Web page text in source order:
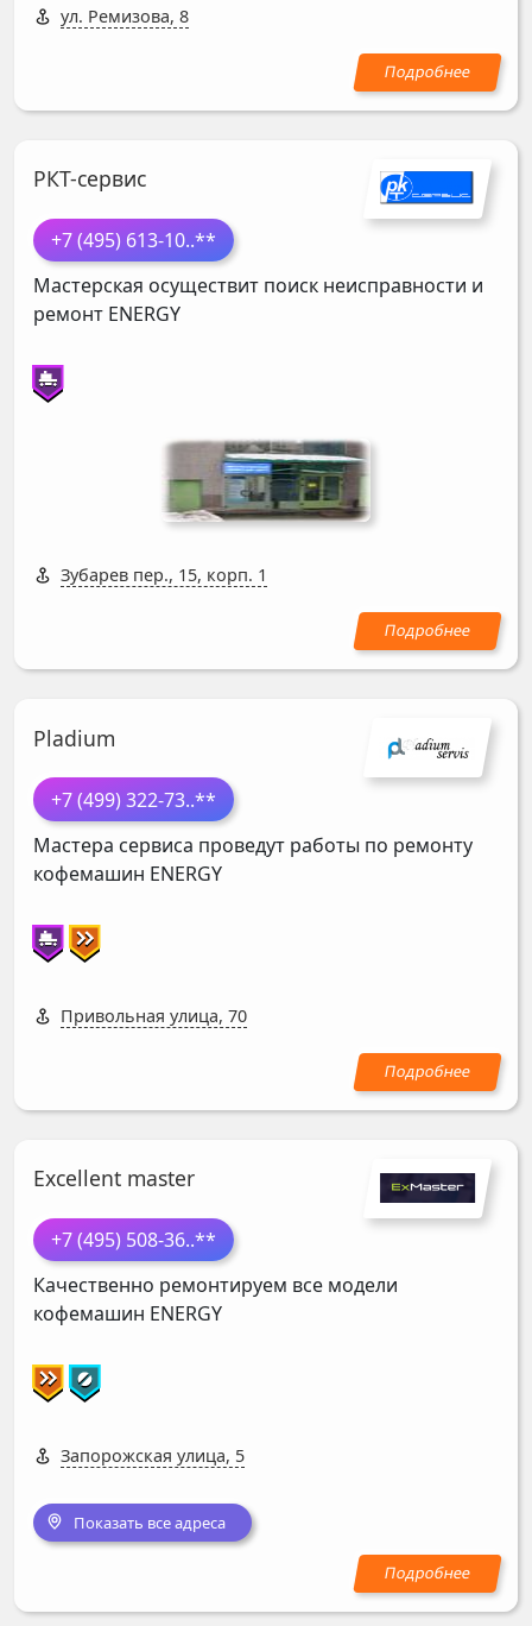
ул. Ремизова, 8
РКТ-сервис
+7 (495) 613-10..**
Мастерская осуществит поиск неисправности и
ремонт ENERGY
Зубарев пер., 15, корп. 1
Pladium
+7 (499) 322-73..**
Мастера сервиса проведут работы по ремонту
кофемашин ENERGY
Привольная улица, 70
Excellent master
+7 (495) 508-36..**
Качественно ремонтируем все модели
кофемашин ENERGY
Запорожская улица, 5
Показать все адреса